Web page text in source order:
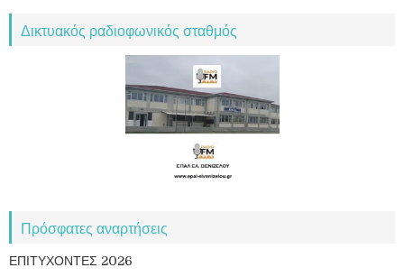
Δικτυακός ραδιοφωνικός σταθμός
Πρόσφατες αναρτήσεις
ΕΠΙΤΥΧΟΝΤΕΣ 2026